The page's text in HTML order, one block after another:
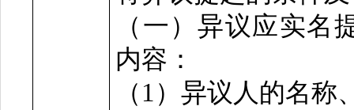
（一）异议应实名
内容：
（ 1）异议人的名称